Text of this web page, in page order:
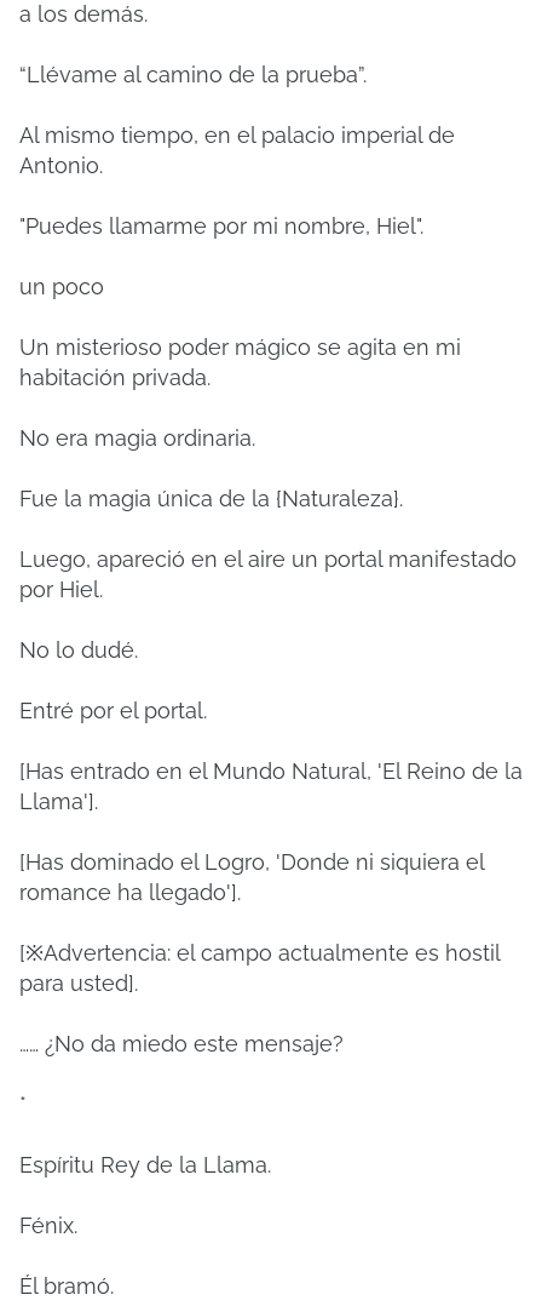
a los demás.
“Llévame al camino de la prueba”.
Al mismo tiempo, en el palacio imperial de
Antonio.
"Puedes llamarme por mi nombre, Hiel".
un poco
Un misterioso poder mágico se agita en mi
habitación privada.
No era magia ordinaria.
Fue la magia única de la {Naturaleza}.
Luego, apareció en el aire un portal manifestado
por Hiel.
No lo dudé.
Entré por el portal.
[Has entrado en el Mundo Natural, 'El Reino de la
Llama'].
[Has dominado el Logro, 'Donde ni siquiera el
romance ha llegado'].
[※Advertencia: el campo actualmente es hostil
para usted].
…… ¿No da miedo este mensaje?
*
Espíritu Rey de la Llama.
Fénix.
Él bramó.